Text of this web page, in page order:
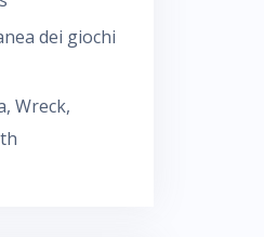
dei giochi
Wreck,